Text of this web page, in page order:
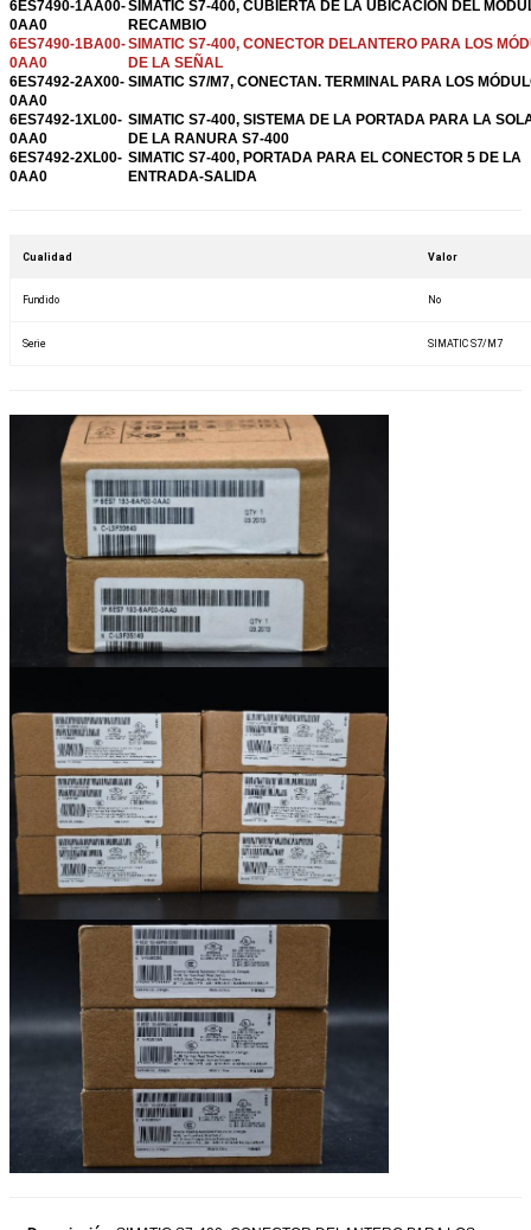
6ES7490-1AA00-
0AA0
SIMATIC S7-400, CUBIERTA DE LA UBICACIÓN DEL
RECAMBIO
6ES7490-1BA00-
0AA0
SIMATIC S7-400, CONECTOR DELANTERO PARA LOS
DE LA SEÑAL
6ES7492-2AX00-
0AA0
SIMATIC S7/M7, CONECTAN. TERMINAL PARA LOS
6ES7492-1XL00-
0AA0
SIMATIC S7-400, SISTEMA DE LA PORTADA PARA LA
DE LA RANURA S7-400
6ES7492-2XL00-
0AA0
SIMATIC S7-400, PORTADA PARA EL CONECTOR 5 DE LA
ENTRADA-SALIDA
Cualidad Valor
Fundido No
Serie SIMATIC S7/M7